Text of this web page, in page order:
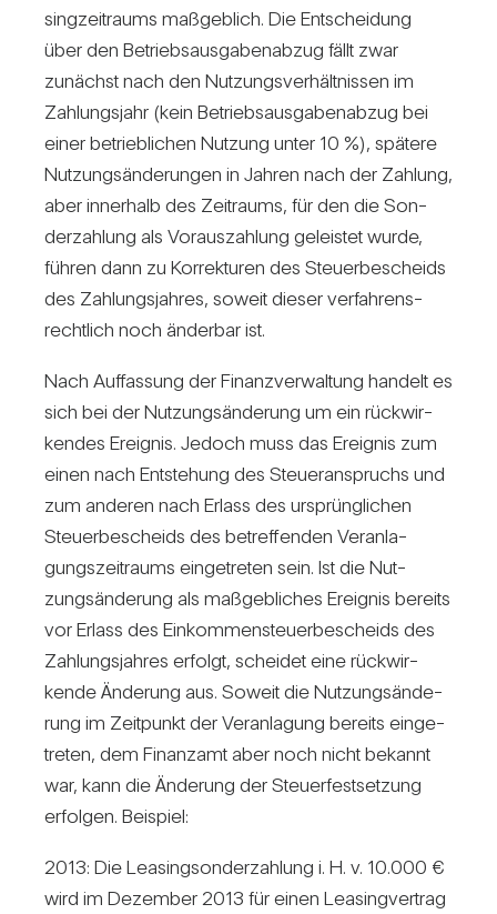
sing­zeit­raums maß­geb­lich. Die Ent­schei­dung
über den Betriebs­aus­ga­ben­abzug fällt zwar
zunächst nach den Nut­zungs­ver­hält­nissen im
Zah­lungs­jahr (kein Betriebs­aus­ga­ben­abzug bei
einer betrieb­li­chen Nut­zung unter 10 %), spä­tere
Nut­zungs­än­de­rungen in Jahren nach der Zah­lung,
aber inner­halb des Zeit­raums, für den die Son­
der­zah­lung als Vor­aus­zah­lung geleistet wurde,
führen dann zu Kor­rek­turen des Steu­er­be­scheids
des Zah­lungs­jahres, soweit dieser ver­fah­rens­
recht­lich noch änderbar ist.
Nach Auf­fas­sung der Finanz­ver­wal­tung han­delt es
sich bei der Nut­zungs­än­de­rung um ein rück­wir­
kendes Ereignis. Jedoch muss das Ereignis zum
einen nach Ent­ste­hung des Steu­er­an­spruchs und
zum anderen nach Erlass des ursprüng­li­chen
Steu­er­be­scheids des betref­fenden Ver­an­la­
gungs­zeit­raums ein­ge­treten sein. Ist die Nut­
zungs­än­de­rung als maß­geb­li­ches Ereignis bereits
vor Erlass des Ein­kom­men­steu­er­be­scheids des
Zah­lungs­jahres erfolgt, scheidet eine rück­wir­
kende Ände­rung aus. Soweit die Nut­zungs­än­de­
rung im Zeit­punkt der Ver­an­la­gung bereits ein­ge­
treten, dem Finanzamt aber noch nicht bekannt
war, kann die Ände­rung der Steu­er­fest­set­zung
erfolgen. Bei­spiel:
2013: Die Lea­sing­son­der­zah­lung i. H. v. 10.000 €
wird im Dezember 2013 für einen Lea­sing­ver­trag